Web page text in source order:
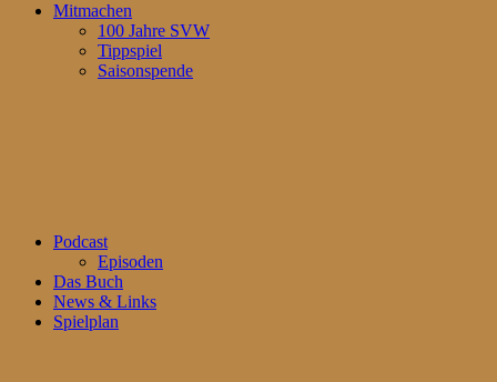
Mitmachen
100 Jahre SVW
Tippspiel
Saisonspende
Podcast
Episoden
Das Buch
News & Links
Spielplan